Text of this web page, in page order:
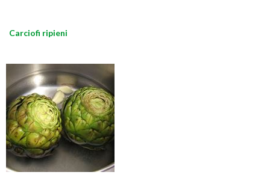
Carciofi ripieni